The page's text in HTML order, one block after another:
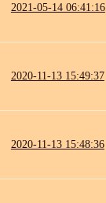
2021-05-14 06:41:16
2020-11-13 15:49:37
2020-11-13 15:48:36